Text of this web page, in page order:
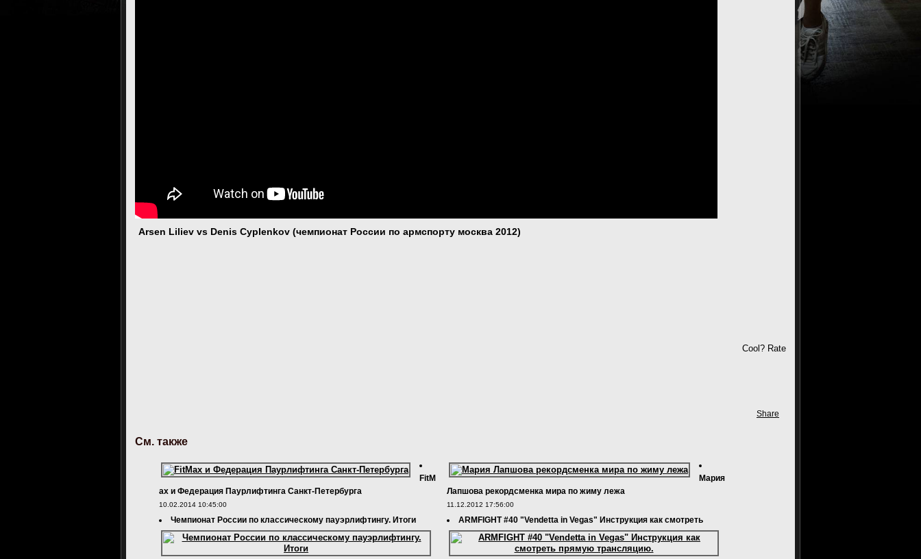
Arsen Liliev vs Denis Cyplenkov (чемпионат России по армспорту москва 2012)
Cool? Rate
Share
См. также
FitM
ax и Федерация Паурлифтинга Санкт-Петербурга
10.02.2014 10:45:00
Мария
Лапшова рекордсменка мира по жиму лежа
11.12.2012 17:56:00
Чемпионат России по классическому пауэрлифтингу. Итоги ARMFIGHT #40 "Vendetta in Vegas" Инструкция как смотреть